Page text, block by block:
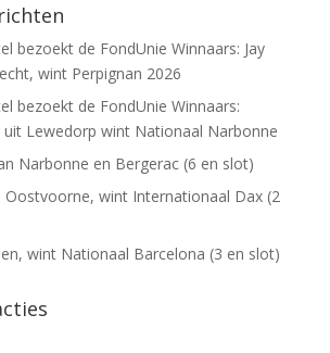
bezoekt de FondUnie Winnaars: Jay
wint Perpignan 2026
bezoekt de FondUnie Winnaars:
uit Lewedorp wint Nationaal Narbonne
Narbonne en Bergerac (6 en slot)
Oostvoorne, wint Internationaal Dax (2
wint Nationaal Barcelona (3 en slot)